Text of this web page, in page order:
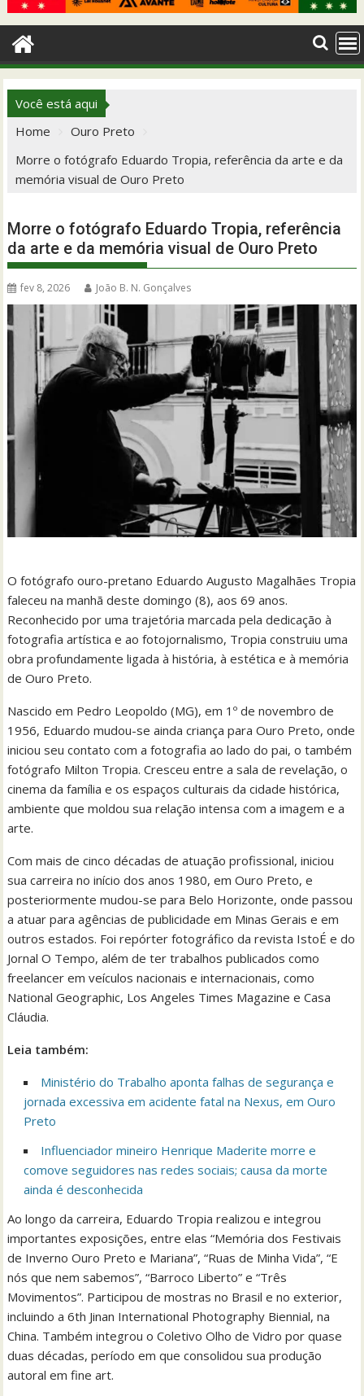
Você está aqui
Home
Ouro Preto
Morre o fotógrafo Eduardo Tropia, referência da arte e da
memória visual de Ouro Preto
Morre o fotógrafo Eduardo Tropia, referência
da arte e da memória visual de Ouro Preto
fev 8, 2026 João B. N. Gonçalves
O fotógrafo ouro-pretano Eduardo Augusto Magalhães Tropia
faleceu na manhã deste domingo (8), aos 69 anos.
Reconhecido por uma trajetória marcada pela dedicação à
fotografia artística e ao fotojornalismo, Tropia construiu uma
obra profundamente ligada à história, à estética e à memória
de Ouro Preto.
Nascido em Pedro Leopoldo (MG), em 1º de novembro de
1956, Eduardo mudou-se ainda criança para Ouro Preto, onde
iniciou seu contato com a fotografia ao lado do pai, o também
fotógrafo Milton Tropia. Cresceu entre a sala de revelação, o
cinema da família e os espaços culturais da cidade histórica,
ambiente que moldou sua relação intensa com a imagem e a
arte.
Com mais de cinco décadas de atuação profissional, iniciou
sua carreira no início dos anos 1980, em Ouro Preto, e
posteriormente mudou-se para Belo Horizonte, onde passou
a atuar para agências de publicidade em Minas Gerais e em
outros estados. Foi repórter fotográfico da revista IstoÉ e do
Jornal O Tempo, além de ter trabalhos publicados como
freelancer em veículos nacionais e internacionais, como
National Geographic, Los Angeles Times Magazine e Casa
Cláudia.
Leia também:
Ministério do Trabalho aponta falhas de segurança e
jornada excessiva em acidente fatal na Nexus, em Ouro
Preto
Influenciador mineiro Henrique Maderite morre e
comove seguidores nas redes sociais; causa da morte
ainda é desconhecida
Ao longo da carreira, Eduardo Tropia realizou e integrou
importantes exposições, entre elas “Memória dos Festivais
de Inverno Ouro Preto e Mariana”, “Ruas de Minha Vida”, “E
nós que nem sabemos”, “Barroco Liberto” e “Três
Movimentos”. Participou de mostras no Brasil e no exterior,
incluindo a 6th Jinan International Photography Biennial, na
China. Também integrou o Coletivo Olho de Vidro por quase
duas décadas, período em que consolidou sua produção
autoral em fine art.